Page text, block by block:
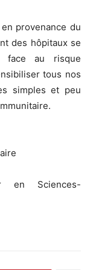
provenance du
des hôpitaux se
au risque
tous nos
simples et peu
en Sciences-